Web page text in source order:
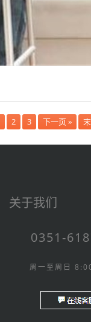
2 3 下一页 »
关于我们
0351-
周一至周日